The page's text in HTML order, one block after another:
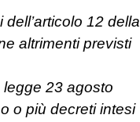
12 della
altrimenti previsti
legge 23 agosto
o più decreti intesi